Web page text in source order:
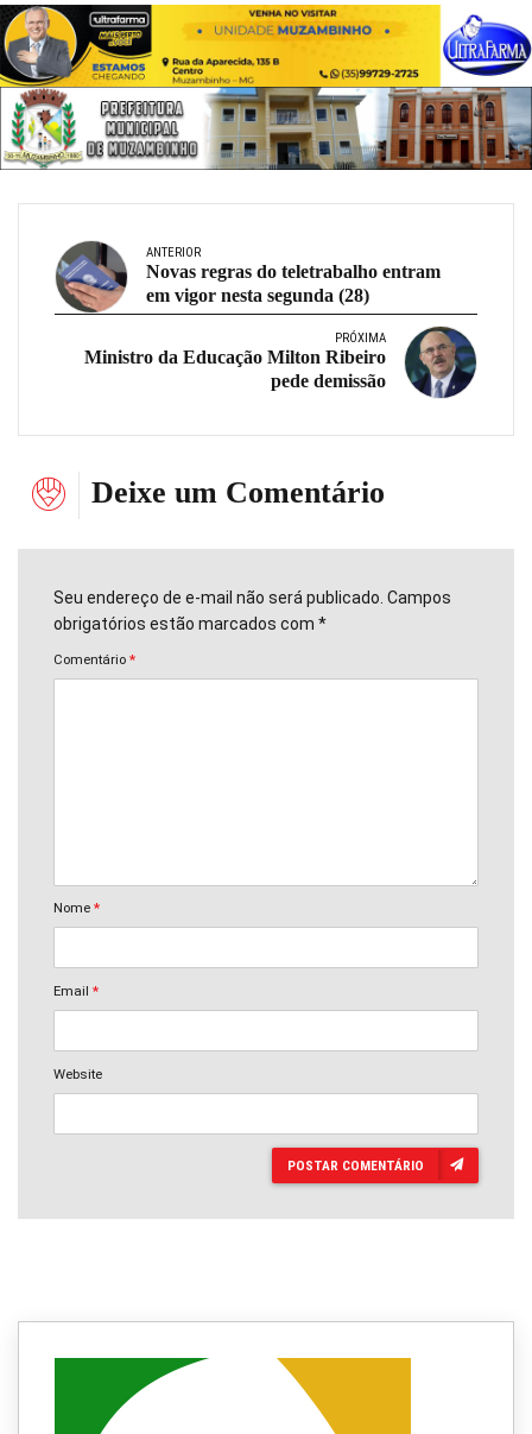
ANTERIOR
Novas regras do teletrabalho entram
em vigor nesta segunda (28)
PRÓXIMA
Ministro da Educação Milton Ribeiro
pede demissão
Deixe um Comentário
Seu endereço de e-mail não será publicado. Campos
obrigatórios estão marcados com *
Comentário *
Nome *
Email *
Website
POSTAR COMENTÁRIO